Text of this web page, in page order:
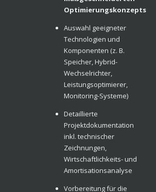
Optimierungskonzepts
Auswahl geeigneter
Technologien und
Komponenten (z. B.
Speicher, Hybrid-
Wechselrichter,
Leistungsoptimierer,
Monitoring-Systeme)
Detaillierte
Projektdokumentation
inkl. technischer
Zeichnungen,
Wirtschaftlichkeits- und
Amortisationsanalyse
Vorbereitung für die